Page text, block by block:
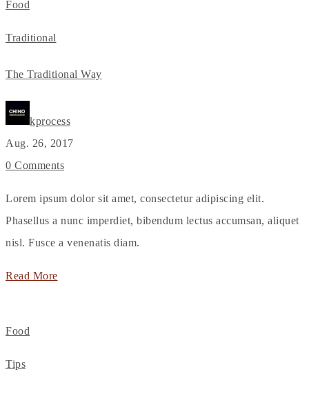
Food
Traditional
The Traditional Way
kprocess
Aug. 26, 2017
0 Comments
Lorem ipsum dolor sit amet, consectetur adipiscing elit.
Phasellus a nunc imperdiet, bibendum lectus accumsan, aliquet
nisl. Fusce a venenatis diam.
Read More
Food
Tips